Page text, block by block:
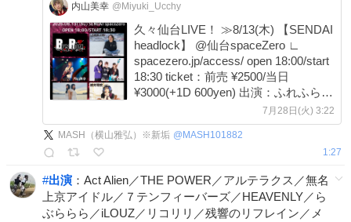
内山美幸 @Miyuki_Ucchy
久々仙台LIVE！ ≫8/13(木) 【SENDAI
headlock】 @仙台spaceZero ∟
spacezero.jp/access/ open 18:00/start
18:30 ticket：前売 ¥2500/当日
¥3000(+1D 600yen) 出演：ふれふら／
BOYSROOM／LAWBLOW／2WING
／絶対🦋零度／内山美幸 内山の出演
は、18:30〜18:55の25分間です！ ご
7月28日(火) 3:22
MASH（横山雅弘）※新垢 @ MASH101882
1:27
#出演 ：Act Alien／THE POWER／アルテラクス／無名
上京アイドル／７テンフィーバーズ／HEAVENLY／ら
ぶららら／iLOUZ／リコリリ／残響のリフレイン／メ